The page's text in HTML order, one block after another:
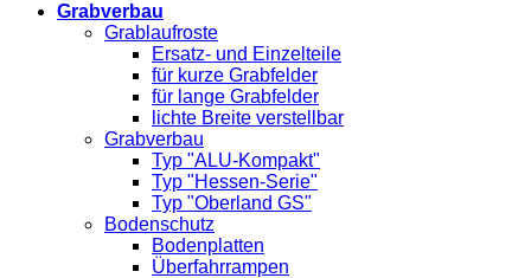
Grabverbau
Grablaufroste
Ersatz- und Einzelteile
für kurze Grabfelder
für lange Grabfelder
lichte Breite verstellbar
Grabverbau
Typ "ALU-Kompakt"
Typ "Hessen-Serie"
Typ "Oberland GS"
Bodenschutz
Bodenplatten
Überfahrrampen